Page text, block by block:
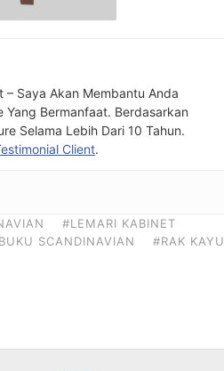
Saya Akan Membantu Anda
Yang Bermanfaat. Berdasarkan
Selama Lebih Dari 10 Tahun.
Client.
#LEMARI KABINET
SCANDINAVIAN
#RAK KAYU